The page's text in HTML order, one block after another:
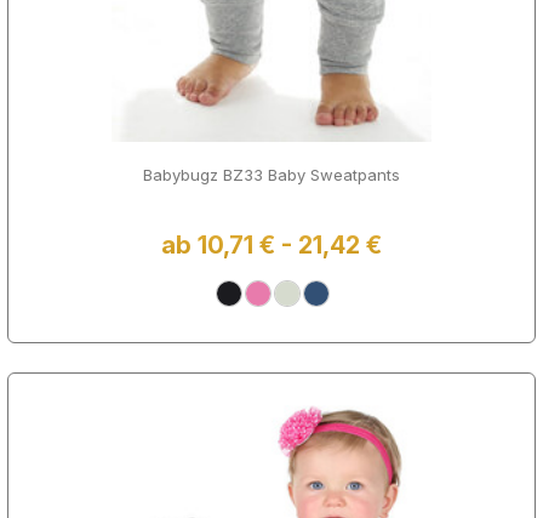
Babybugz BZ33 Baby Sweatpants
ab 10,71 € - 21,42 €